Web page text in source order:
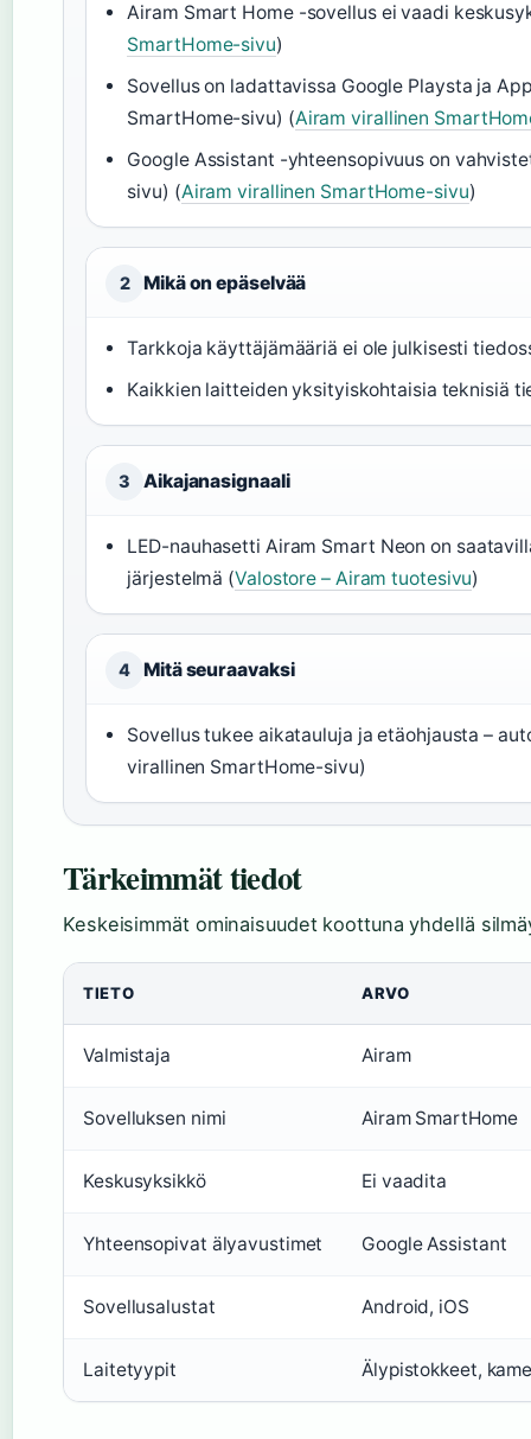
Airam Smart Home -sovellus ei vaadi
SmartHome-sivu)
Sovellus on ladattavissa Google Playsta ja
SmartHome-sivu) (Airam virallinen
Google Assistant -yhteensopivuus on
sivu) (Airam virallinen SmartHome-sivu)
2 Mikä on epäselvää
Tarkkoja käyttäjämääriä ei ole julkisesti
Kaikkien laitteiden yksityiskohtaisia teknisiä
3 Aikajanasignaali
LED-nauhasetti Airam Smart Neon on
järjestelmä (Valostore – Airam tuotesivu)
4 Mitä seuraavaksi
Sovellus tukee aikatauluja ja etäohjausta –
virallinen SmartHome-sivu)
Tärkeimmät tiedot
Keskeisimmät ominaisuudet koottuna yhdellä
TIETO ARVO
Valmistaja Airam
Sovelluksen nimi Airam SmartHome
Keskusyksikkö Ei vaadita
Yhteensopivat älyavustimet Google Assistant
Sovellusalustat Android, iOS
Laitetyypit Älypistokkeet,